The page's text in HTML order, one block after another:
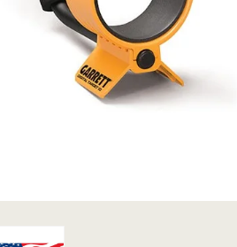
Detektortasker og
rygsække